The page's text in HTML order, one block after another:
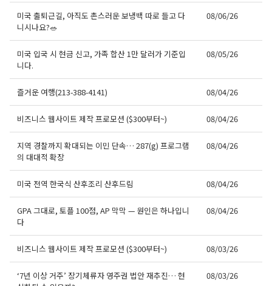
미국 출퇴근길, 아직도 촌스러운 보냉백 따로 들고 다
니시나요?🥗
08/06/26
미국 입국 시 현금 신고, 가족 합산 1만 달러가 기준입
니다.
08/05/26
즐거운 여행(213-388-4141) 08/04/26
비즈니스 웹사이트 제작 프로모션 ($300부터~) 08/04/26
지역 경찰까지 확대되는 이민 단속… 287(g) 프로그램
의 대대적 확장
08/04/26
미국 전역 한국식 산후조리 산후드림 08/04/26
GPA 그대로, 토플 100점, AP 막막 — 원인은 하나입니
다
08/04/26
비즈니스 웹사이트 제작 프로모션 ($300부터~) 08/03/26
‘7년 이상 거주’ 장기체류자 영주권 법안 재추진… 현
08/03/26